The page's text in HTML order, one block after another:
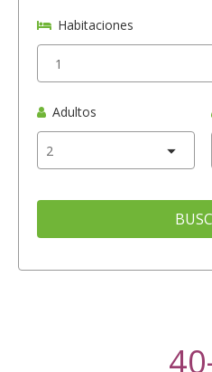
Habitaciones
Adultos